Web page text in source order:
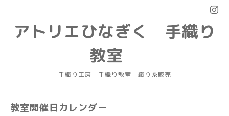
アトリエひなぎく 手織り
教室
手織り工房 手織り教室 織り糸販売
教室開催日カレンダー